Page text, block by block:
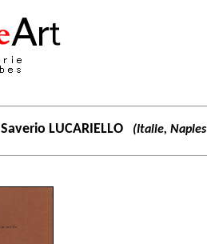
Saverio LUCARIELLO (Italie, Naples